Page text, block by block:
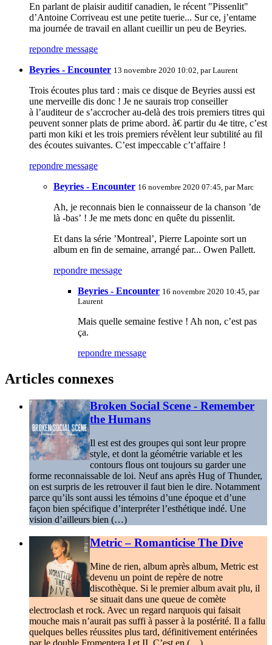
En parlant de plaisir auditif canadien, le récent "Pissenlit"
d’Antoine Corriveau est une petite tuerie... Sur ce, j’entame
ma journée de travail en allant cueillir un peu de Beyries.
repondre message
Beyries - Encounter 13 novembre 2020 10:02, parLaurent
Trois écoutes plus tard : mais ce disque de Beyries aussi est
une merveille dis donc ! Je ne saurais trop conseiller
à l’auditeur de s’accrocher au-delà des trois premiers titres qui
peuvent sonner plats de prime abord. à€ partir du 4e titre, c’est
parti mon kiki et les trois premiers révèlent leur subtilité au fil
des écoutes suivantes. C’est impeccable c’t’affaire !
repondre message
Beyries - Encounter 16 novembre 2020 07:45, parMarc
Ah, je reconnais bien le connaisseur de la chanson ’de
là -bas’ ! Je me mets donc en quête du pissenlit.
Et dans la série ’Montreal’, Pierre Lapointe sort un
album en fin de semaine, arrangé par... Owen Pallett.
repondre message
Beyries - Encounter 16 novembre 2020 10:45, par
Laurent
Mais quelle semaine festive ! Ah non, c’est pas
ça.
repondre message
Articles connexes
Broken Social Scene - Remember
the Humans
Il est est des groupes qui sont leur propre
style, et dont la géométrie variable et les
contours flous ont toujours su garder une
forme reconnaissable de loi. Neuf ans après Hug of Thunder,
on est surpris de les retrouver il faut bien le dire. Notamment
parce qu’ils sont aussi les témoins d’une époque et d’une
façon bien spécifique d’interpréter l’esthétique indé. Une
vision d’ailleurs bien (…)
Metric – Romanticise The Dive
Mine de rien, album après album, Metric est
devenu un point de repère de notre
discothèque. Si le premier album avait plu, il
se situait dans une queue de comète
electroclash et rock. Avec un regard narquois qui faisait
mouche mais n’aurait pas suffi à passer à la postérité. Il a fallu
quelques belles réussites plus tard, définitivement entérinées
par le double Fromentera I et II. C’est en (…)